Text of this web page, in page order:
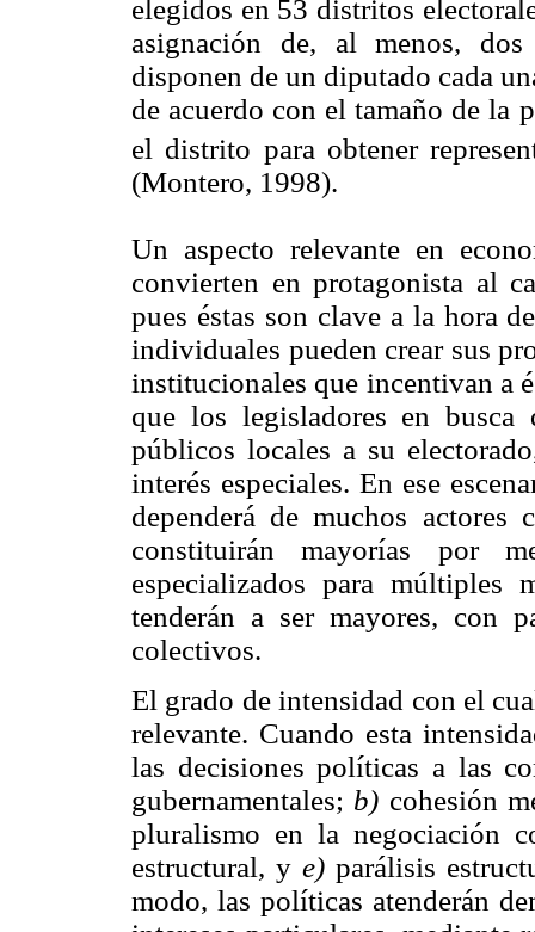
elegidos en 53 distritos
asignación de, al menos,
disponen de un diputado cada
de acuerdo con el tamaño de la
el distrito para obtener
(Montero, 1998).
Un aspecto relevante en
convierten en protagonista al
pues éstas son clave a la hora
individuales pueden crear sus
institucionales que incentivan a
que los legisladores en
públicos locales a su
interés especiales. En ese
dependerá de muchos
constituirán mayorías por
especializados para múltiples
tenderán a ser mayores, con
colectivos.
El grado de intensidad con el
relevante. Cuando esta
las decisiones políticas a las
gubernamentales; b) cohesión
pluralismo en la negociación
estructural, y e)parálisis
modo, las políticas atenderán